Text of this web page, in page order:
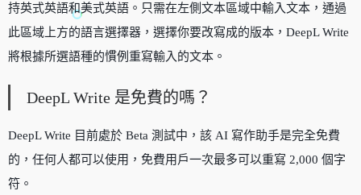
持英式英語和美式英語。只需在左側文本區域中輸入文本，通過
此區域上方的語言選擇器，選擇你要改寫成的版本，DeepL Write
將根據所選語種的慣例重寫輸入的文本。
DeepL Write 是免費的嗎？
DeepL Write 目前處於 Beta 測試中，該 AI 寫作助手是完全免費
的，任何人都可以使用，免費用戶一次最多可以重寫 2,000 個字
符。